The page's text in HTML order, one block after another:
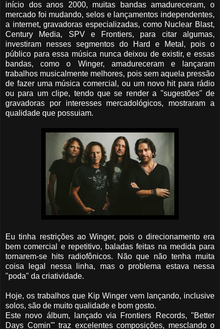
início dos anos 2000, muitas bandas amadureceram, o
mercado foi mudando, selos e lançamentos independentes,
a internet, gravadoras especializadas, como Nuclear Blast,
Century Media, SPV e Frontiers, para citar algumas,
investiram nesses segmentos do Hard e Metal, pois o
público para essa música nunca deixou de existir, e essas
bandas, como o Winger, amadureceram e lançaram
trabalhos musicalmente melhores, pois sem aquela pressão
de fazer uma música comercial, ou um novo hit para rádio
ou para um clipe, tendo que se render a "sugestões" de
gravadoras por interesses mercadológicos, mostraram a
qualidade que possuiam.
Eu tinha restrições ao Winger, pois o direcionamento era
bem comercial e repetitivo, baladas feitas na medida para
tornarem-se hits radiofônicos. Não que não tenha muita
coisa legal nessa linha, mas o problema estava nessa
"poda" da criatividade.
Hoje, os trabalhos que Kip Winger vem lançando, inclusive
solos, são de muito qualidade e bom gosto.
Este novo álbum, lançado via Frontiers Records, "Better
Days Comin'" traz excelentes composições, mesclando o